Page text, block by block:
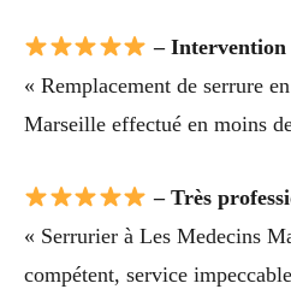
–
« Remplacement de serrure
Marseille effectué en moins
– Très
« Serrurier à Les Medecins
compétent, service